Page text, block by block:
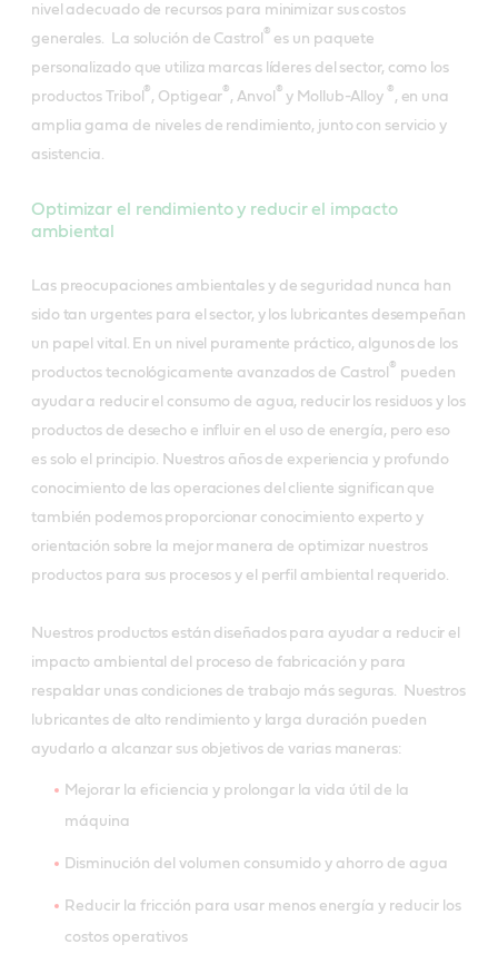
nivel adecuado de recursos para minimizar sus costos
generales. La solución de Castrol ® es un paquete
personalizado que utiliza marcas líderes del sector, como los
productos Tribol ® , Optigear® , Anvol ® y Mollub-Alloy ® , en una
amplia gama de niveles de rendimiento, junto con servicio y
asistencia.
Optimizar el rendimiento y reducir el impacto
ambiental
Las preocupaciones ambientales y de seguridad nunca han
sido tan urgentes para el sector, y los lubricantes desempeñan
un papel vital. En un nivel puramente práctico, algunos de los
productos tecnológicamente avanzados de Castrol ® pueden
ayudar a reducir el consumo de agua, reducir los residuos y los
productos de desecho e influir en el uso de energía, pero eso
es solo el principio. Nuestros años de experiencia y profundo
conocimiento de las operaciones del cliente significan que
también podemos proporcionar conocimiento experto y
orientación sobre la mejor manera de optimizar nuestros
productos para sus procesos y el perfil ambiental requerido.
Nuestros productos están diseñados para ayudar a reducir el
impacto ambiental del proceso de fabricación y para
respaldar unas condiciones de trabajo más seguras. Nuestros
lubricantes de alto rendimiento y larga duración pueden
ayudarlo a alcanzar sus objetivos de varias maneras:
Mejorar la eficiencia y prolongar la vida útil de la
máquina
Disminución del volumen consumido y ahorro de agua
Reducir la fricción para usar menos energía y reducir los
costos operativos